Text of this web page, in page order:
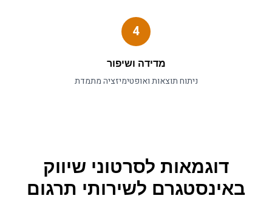
4
מדידה ושיפור
ניתוח תוצאות ואופטימיזציה מתמדת
דוגמאות לסרטוני שיווק
באינסטגרם לשירותי תרגום